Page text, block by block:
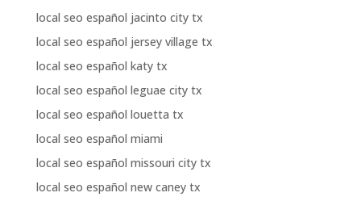
local seo español jacinto city tx
local seo español jersey village tx
local seo español katy tx
local seo español leguae city tx
local seo español louetta tx
local seo español miami
local seo español missouri city tx
local seo español new caney tx